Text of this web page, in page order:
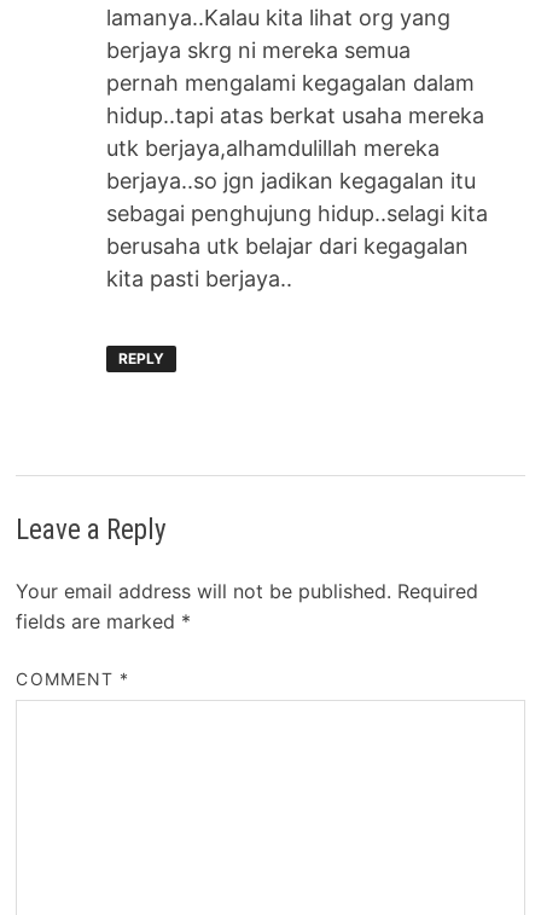
lamanya..Kalau kita lihat org yang
berjaya skrg ni mereka semua
pernah mengalami kegagalan dalam
hidup..tapi atas berkat usaha mereka
utk berjaya,alhamdulillah mereka
berjaya..so jgn jadikan kegagalan itu
sebagai penghujung hidup..selagi kita
berusaha utk belajar dari kegagalan
kita pasti berjaya..
REPLY
Leave a Reply
Your email address will not be published. Required
fields are marked *
COMMENT *